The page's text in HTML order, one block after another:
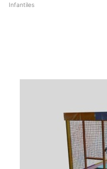
Infantiles